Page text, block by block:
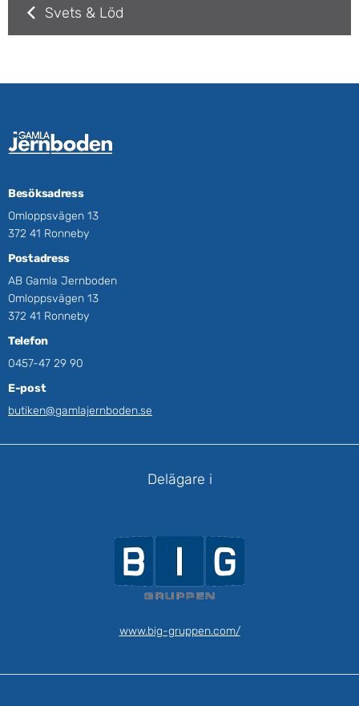
Svets & Löd
Besöksadress
Omloppsvägen 13
372 41 Ronneby
Postadress
AB Gamla Jernboden
Omloppsvägen 13
372 41 Ronneby
Telefon
0457-47 29 90
E-post
butiken@gamlajernboden.se
Delägare i
www.big-gruppen.com/